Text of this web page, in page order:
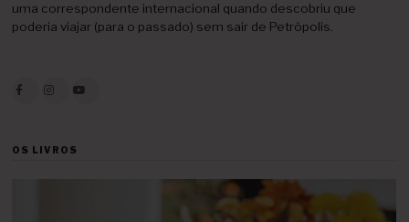
uma correspondente internacional quando descobriu que
poderia viajar (para o passado) sem sair de Petrópolis.
OS LIVROS